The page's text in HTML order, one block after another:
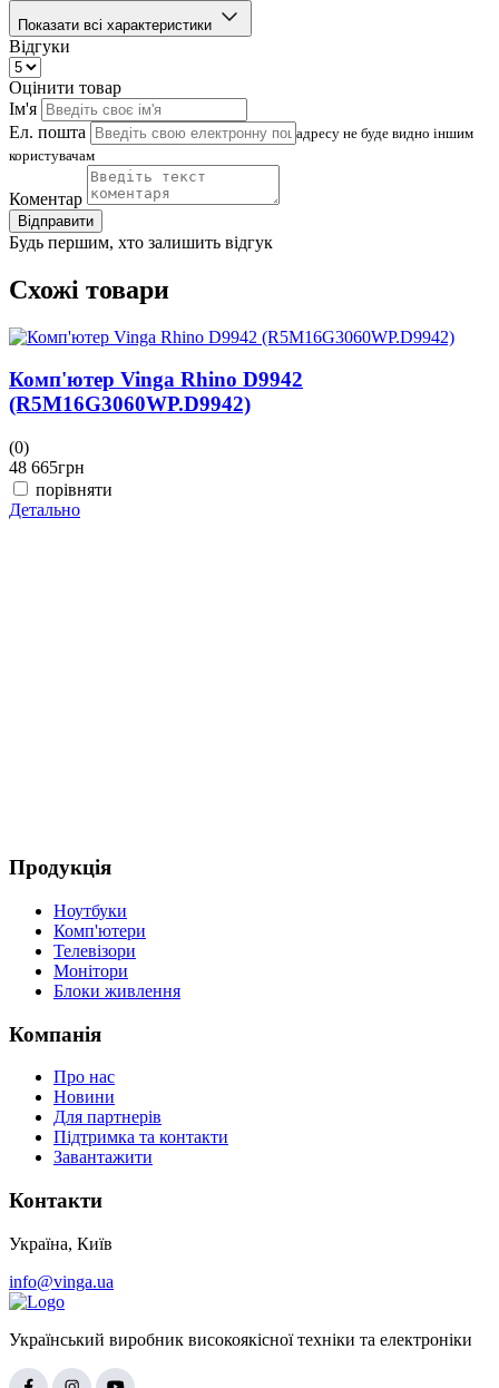
Показати всі характеристики
Відгуки
Оцінити товар
Ім'я
Ел. пошта
адресу не буде видно іншим
користувачам
Коментар
Відправити
Будь першим, хто залишить відгук
Схожі товари
Комп'ютер Vinga Rhino D9942
(R5M16G3060WP.D9942)
(0)
48 665грн
порівняти
Детально
Продукція
Ноутбуки
Комп'ютери
Телевізори
Монітори
Блоки живлення
Компанія
Про нас
Новини
Для партнерів
Підтримка та контакти
Завантажити
Контакти
Україна, Київ
info@vinga.ua
Український виробник високоякісної техніки та електроніки